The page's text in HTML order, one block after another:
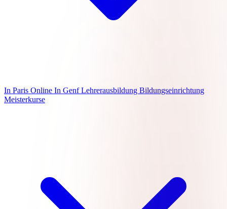
In Paris Online In GenfLehrerausbildung Bildungseinrichtung
Meisterkurse